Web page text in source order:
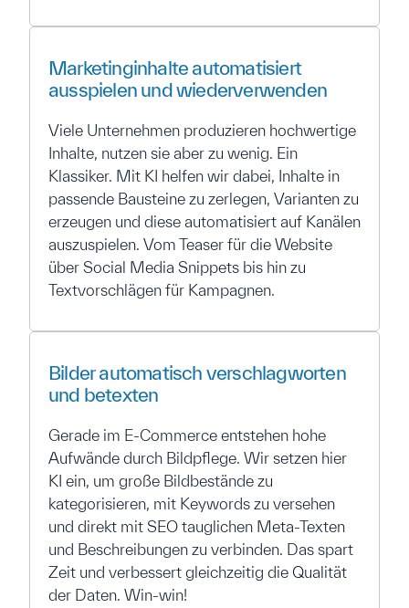
Marketinginhalte automatisiert
ausspielen und wiederverwenden
Viele Unternehmen produzieren hochwertige
Inhalte, nutzen sie aber zu wenig. Ein
Klassiker. Mit KI helfen wir dabei, Inhalte in
passende Bausteine zu zerlegen, Varianten zu
erzeugen und diese automatisiert auf Kanälen
auszuspielen. Vom Teaser für die Website
über Social Media Snippets bis hin zu
Textvorschlägen für Kampagnen.
Bilder automatisch verschlagworten
und betexten
Gerade im E-Commerce entstehen hohe
Aufwände durch Bildpflege. Wir setzen hier
KI ein, um große Bildbestände zu
kategorisieren, mit Keywords zu versehen
und direkt mit SEO tauglichen Meta-Texten
und Beschreibungen zu verbinden. Das spart
Zeit und verbessert gleichzeitig die Qualität
der Daten. Win-win!